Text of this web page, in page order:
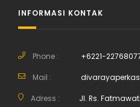
INFORMASI KONTAK
Phone : +6221-
Mail :
Adress :
Jl. Rs.